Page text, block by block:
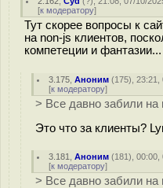
[к модератору]
Тут скорее вопросы к
на non-js клиентов,
компетеции и фантазии...
3.175 ,Аноним (175), 23:21,
[к модератору]
> Все давно забили на
Это что за клиенты?
3.181 ,Аноним (181), 00:00,
[к модератору]
> Все давно забили на